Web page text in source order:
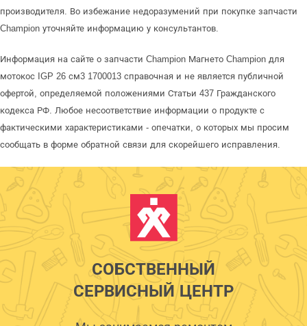
производителя. Во избежание недоразумений при покупке запчасти
Champion уточняйте информацию у консультантов.
Информация на сайте о запчасти Champion Магнето Champion для
мотокос IGP 26 см3 1700013 справочная и не является публичной
офертой, определяемой положениями Статьи 437 Гражданского
кодекса РФ. Любое несоответствие информации о продукте с
фактическими характеристиками - опечатки, о которых мы просим
сообщать в форме обратной связи для скорейшего исправления.
СОБСТВЕННЫЙ
СЕРВИСНЫЙ ЦЕНТР